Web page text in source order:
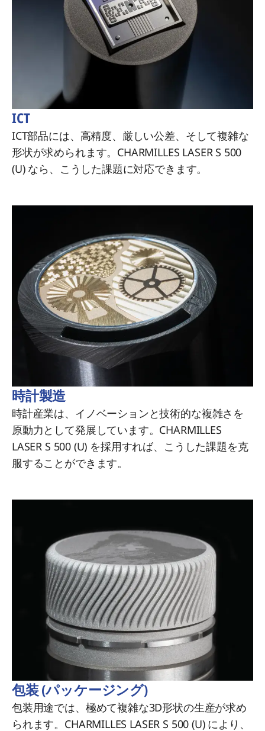
ICT
ICT部品には、高精度、厳しい公差、そして複雑な
形状が求められます。CHARMILLES LASER S 500
(U) なら、こうした課題に対応できます。
時計製造
時計産業は、イノベーションと技術的な複雑さを
原動力として発展しています。CHARMILLES
LASER S 500 (U) を採用すれば、こうした課題を克
服することができます。
包装 (パッケージング)
包装用途では、極めて複雑な3D形状の生産が求め
られます。CHARMILLES LASER S 500 (U) により、